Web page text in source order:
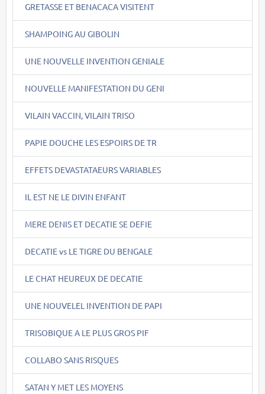
GRETASSE ET BENACACA VISITENT
SHAMPOING AU GIBOLIN
UNE NOUVELLE INVENTION GENIALE
NOUVELLE MANIFESTATION DU GENI
VILAIN VACCIN, VILAIN TRISO
PAPIE DOUCHE LES ESPOIRS DE TR
EFFETS DEVASTATAEURS VARIABLES
IL EST NE LE DIVIN ENFANT
MERE DENIS ET DECATIE SE DEFIE
DECATIE vs LE TIGRE DU BENGALE
LE CHAT HEUREUX DE DECATIE
UNE NOUVELEL INVENTION DE PAPI
TRISOBIQUE A LE PLUS GROS PIF
COLLABO SANS RISQUES
SATAN Y MET LES MOYENS